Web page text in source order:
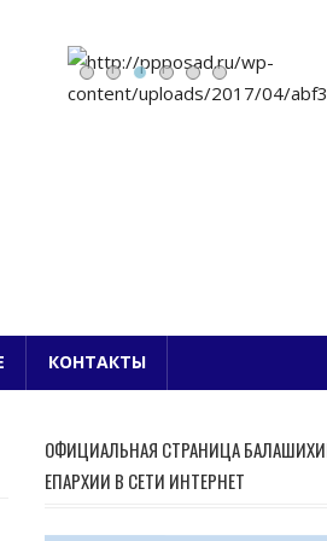
БЛАГОЧИНИЕ
КОНТАКТЫ
ОФИЦИАЛЬНАЯ СТРАНИЦА
ЕПАРХИИ В СЕТИ ИНТЕРНЕТ